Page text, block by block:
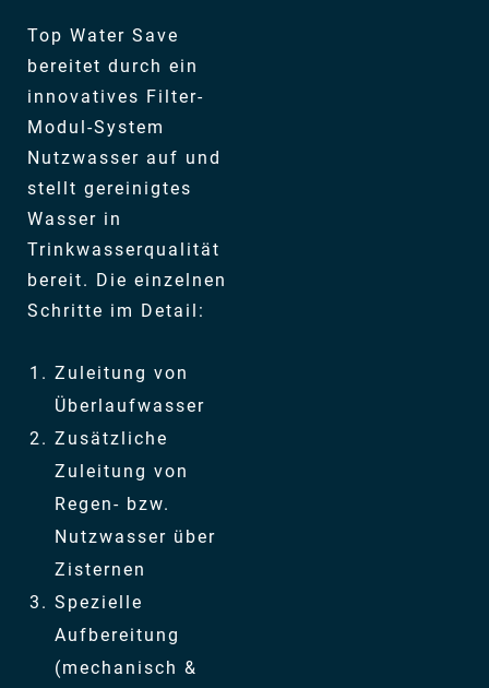
Top Water Save
bereitet durch ein
innovatives Filter-
Modul-System
Nutzwasser auf und
stellt gereinigtes
Wasser in
Trinkwasserqualität
bereit. Die einzelnen
Schritte im Detail:
Zuleitung von
Überlaufwasser
Zusätzliche
Zuleitung von
Regen- bzw.
Nutzwasser über
Zisternen
Spezielle
Aufbereitung
(mechanisch &